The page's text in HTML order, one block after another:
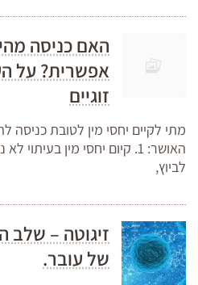
האם כניסה
אפשרית? על
זוגיים
מתי לקיים יחסי מין לטובת כניסה
האושר: 1. קיום יחסי מין
לביוץ,
זיגוטה – שלב
של עובר.